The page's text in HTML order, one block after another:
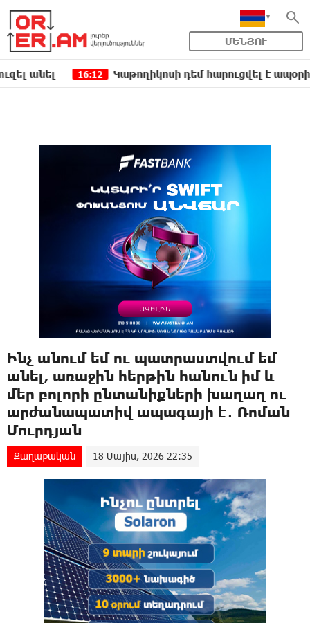
ՄԵՆՅՈՒ
16:12 Կաթողիկոսի դեմ հարուցվել է ապօրինի
Ինչ անում եմ ու պատրաստվում եմ
անել, առաջին հերթին հանուն իմ և
մեր բոլորի ընտանիքների խաղաղ ու
արժանապատիվ ապագայի է․ Ռոման
Մուրդյան
Քաղաքական 18 Մայիս, 2026 22:35